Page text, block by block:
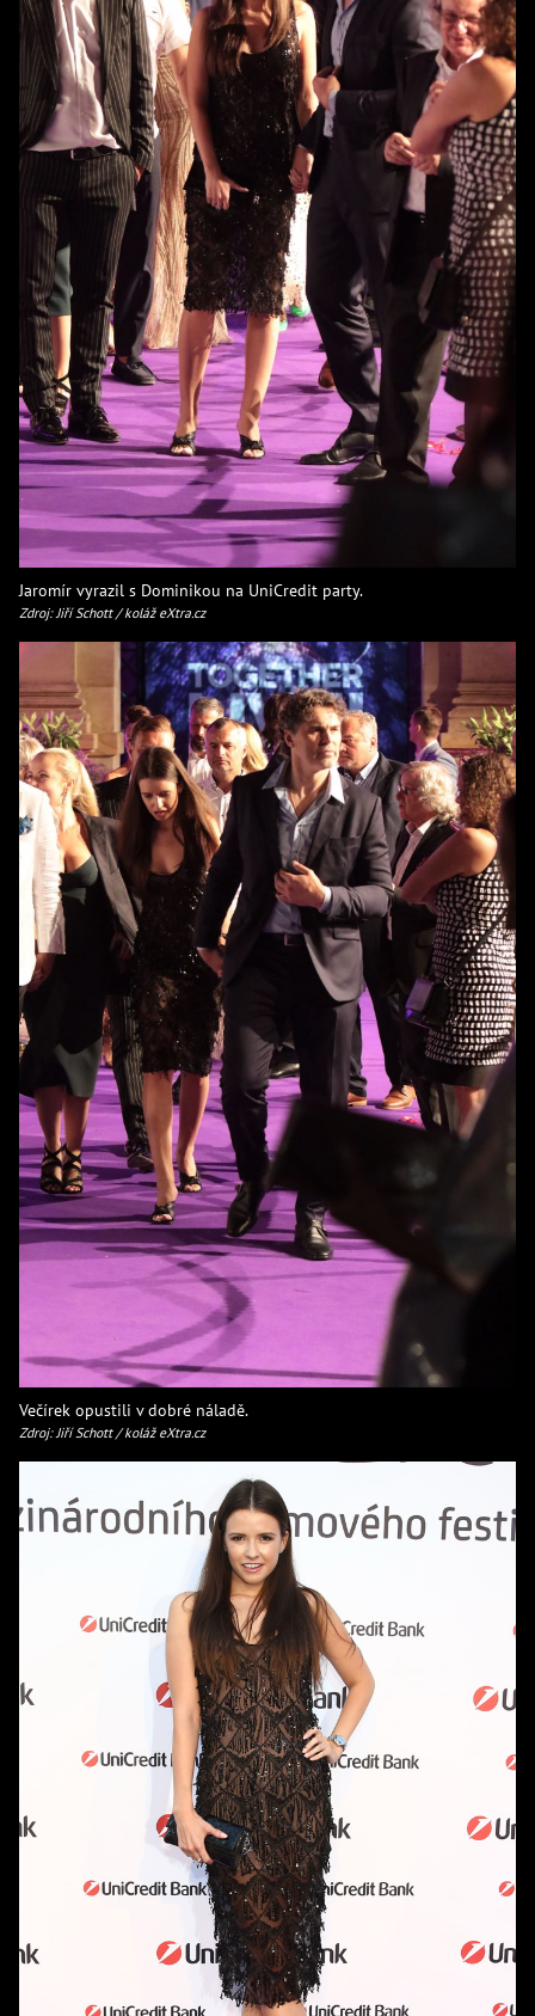
Jaromír vyrazil s Dominikou na UniCredit party.
Zdroj: Jiří Schott / koláž eXtra.cz
Večírek opustili v dobré náladě.
Zdroj: Jiří Schott / koláž eXtra.cz